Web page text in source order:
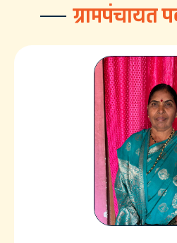
ग्रामपंचायत